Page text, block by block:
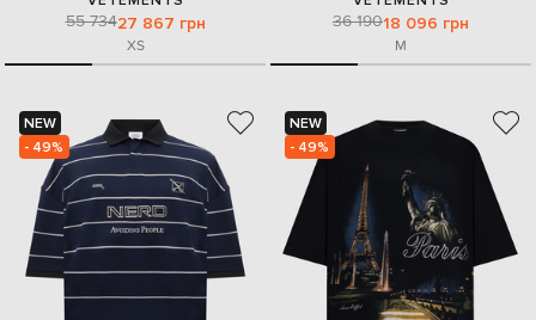
55 73427 867 грн
XS
36 19018 096 грн
M
NEW
- 49%
NEW
- 49%